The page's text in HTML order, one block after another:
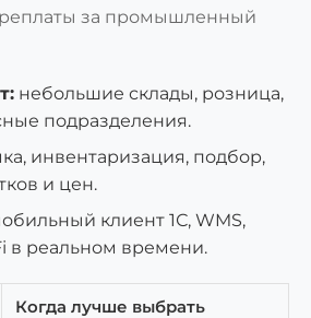
за промышленный
небольшие склады, розница,
подразделения.
инвентаризация, подбор,
и цен.
клиент 1С, WMS,
в реальном времени.
Когда лучше выбрать